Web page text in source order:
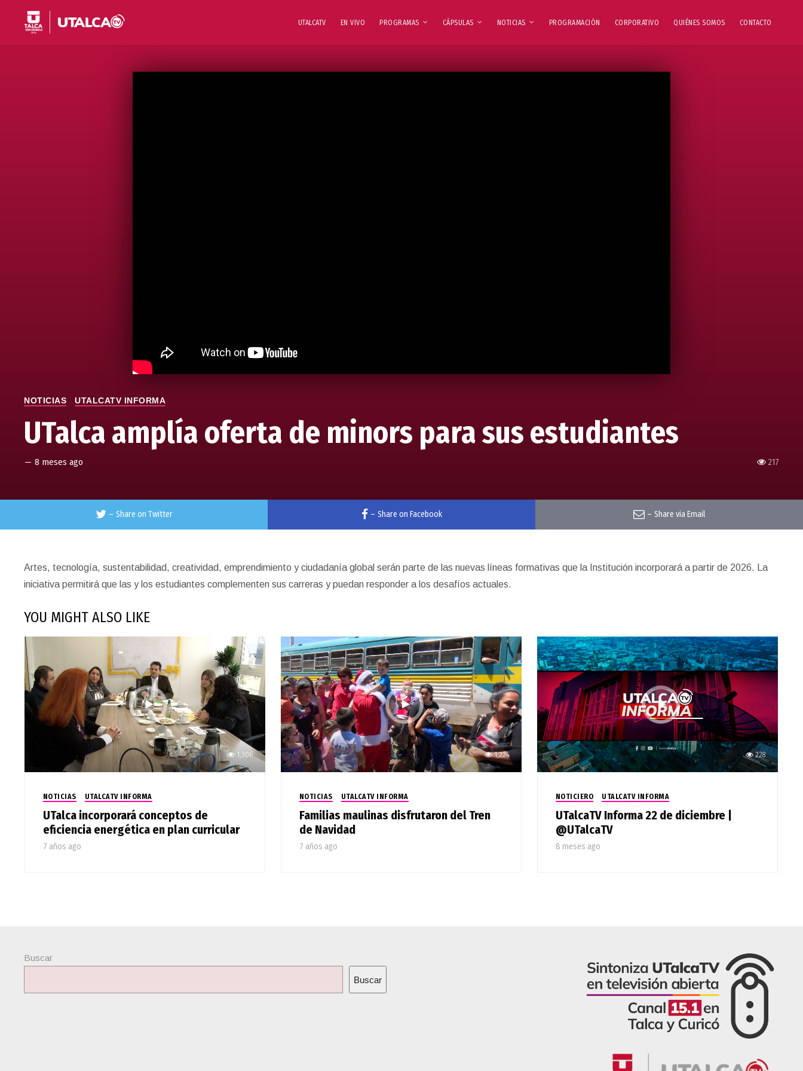
UTALCATV EN VIVO PROGRAMAS CÁPSULAS NOTICIAS PROGRAMACIÓN CORPORATIVO QUIÉNES SOMOS CONTACTO
217
NOTICIAS UTALCATV INFORMA
UTalca amplía oferta de minors para sus estudiantes
— 8 meses ago
– Share on Twitter – Share on Facebook – Share via Email
Artes, tecnología, sustentabilidad, creatividad, emprendimiento y ciudadanía global serán parte de las nuevas líneas formativas que la Institución incorporará a partir de 2026. La
iniciativa permitirá que las y los estudiantes complementen sus carreras y puedan responder a los desafíos actuales.
YOU MIGHT ALSO LIKE
1,306
NOTICIAS UTALCATV INFORMA
UTalca incorporará conceptos de
eficiencia energética en plan curricular
7 años ago
1,224
NOTICIAS UTALCATV INFORMA
Familias maulinas disfrutaron del Tren
de Navidad
7 años ago
228
NOTICIERO UTALCATV INFORMA
UTalcaTV Informa 22 de diciembre |
@UTalcaTV
8 meses ago
Buscar
Buscar